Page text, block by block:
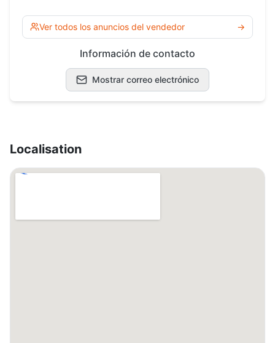
Ver todos los anuncios del vendedor →
Información de contacto
Mostrar correo electrónico
Localisation